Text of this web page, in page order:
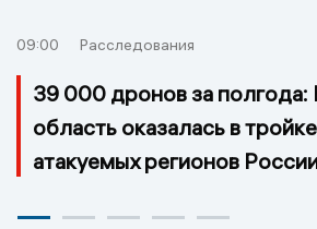
09:00 Расследования
39 000 дронов за полгода:
область оказалась в
атакуемых регионов